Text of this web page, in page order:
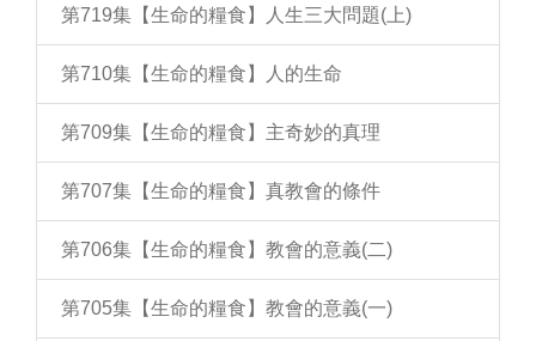
第719集【生命的糧食】人生三大問題(上)
第710集【生命的糧食】人的生命
第709集【生命的糧食】主奇妙的真理
第707集【生命的糧食】真教會的條件
第706集【生命的糧食】教會的意義(二)
第705集【生命的糧食】教會的意義(一)